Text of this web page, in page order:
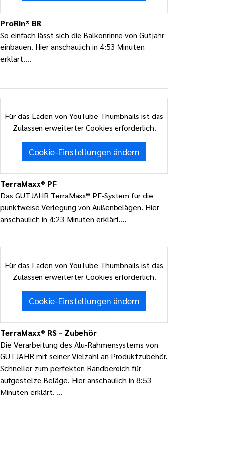
ProRin® BR
So einfach lässt sich die Balkonrinne von Gutjahr
einbauen. Hier anschaulich in 4:53 Minuten
erklärt....
Für das Laden von YouTube Thumbnails ist das
Zulassen erweiterter Cookies erforderlich.
Cookie-Einstellungen ändern
TerraMaxx® PF
Das GUTJAHR TerraMaxx® PF-System für die
punktweise Verlegung von Außenbelägen. Hier
anschaulich in 4:23 Minuten erklärt....
Für das Laden von YouTube Thumbnails ist das
Zulassen erweiterter Cookies erforderlich.
Cookie-Einstellungen ändern
TerraMaxx® RS - Zubehör
Die Verarbeitung des Alu-Rahmensystems von
GUTJAHR mit seiner Vielzahl an Produktzubehör.
Schneller zum perfekten Randbereich für
aufgestelze Beläge. Hier anschaulich in 8:53
Minuten erklärt. ...